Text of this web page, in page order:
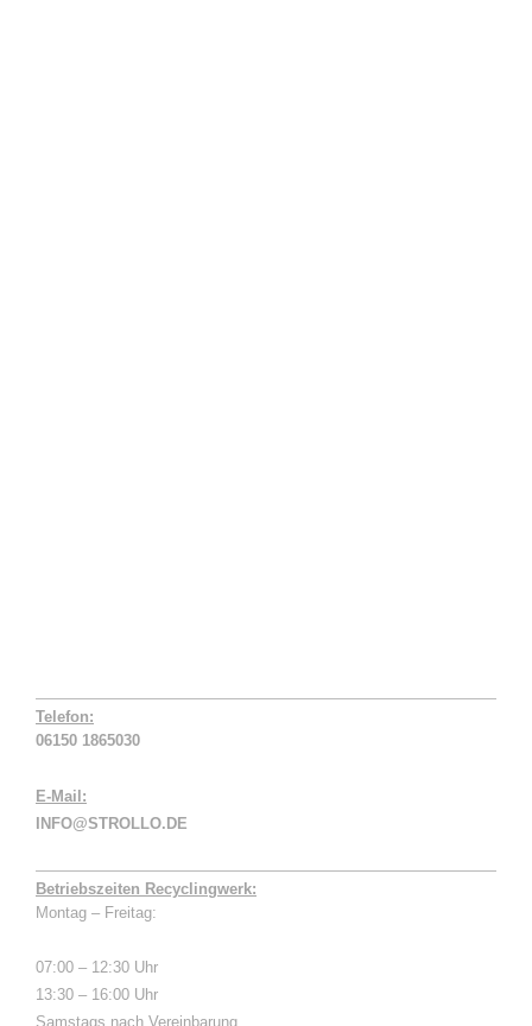
Telefon:
06150 1865030
E-Mail:
INFO@STROLLO.DE
Betriebszeiten Recyclingwerk:
Montag – Freitag:
07:00 – 12:30 Uhr
13:30 – 16:00 Uhr